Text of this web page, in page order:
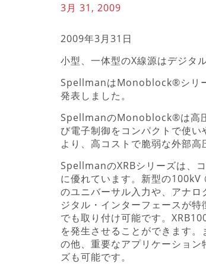
3月 31, 2009
2009年3月31日
小型、一体型のX線源はデジタ
SpellmanはMonoblock®シリ
発表しました。
SpellmanのMonoblock®は高
び電子制御をコンパクトで使
より、高コストで脆弱な外部高
SpellmanのXRBシリーズは、
に優れています。新型の100kV
のユニバーサル入力や、アナ
ジタル・インターフェースが
でも取り付け可能です。
を発生させることができます
の他、重要なアプリケーショ
ズも可能です。